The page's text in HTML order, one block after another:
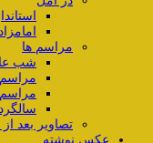
مراسم ها
شب
مراسم
تصاویر بعد
عکس نوشته